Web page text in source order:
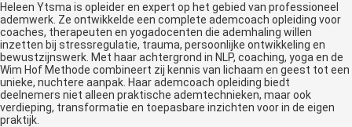
Heleen Ytsma is opleider en expert op het gebied van professioneel
ademwerk. Ze ontwikkelde een complete ademcoach opleiding voor
coaches, therapeuten en yogadocenten die ademhaling willen
inzetten bij stressregulatie, trauma, persoonlijke ontwikkeling en
bewustzijnswerk. Met haar achtergrond in NLP, coaching, yoga en de
Wim Hof Methode combineert zij kennis van lichaam en geest tot een
unieke, nuchtere aanpak. Haar ademcoach opleiding biedt
deelnemers niet alleen praktische ademtechnieken, maar ook
verdieping, transformatie en toepasbare inzichten voor in de eigen
praktijk.